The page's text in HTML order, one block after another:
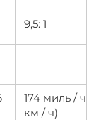
9,5: 1
174 миль / ч
км / ч)